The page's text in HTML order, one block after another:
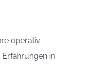
operativ-
Erfahrungen in